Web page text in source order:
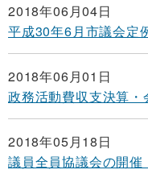
2018年06月04日
平成30年6月市議会
2018年06月01日
政務活動費収支決算・
2018年05月18日
議員全員協議会の開催